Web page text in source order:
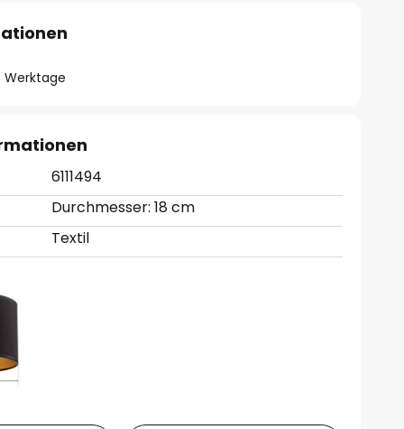
Werktage
6111494
Durchmesser: 18 cm
Textil